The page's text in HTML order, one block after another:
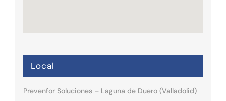
Local
Prevenfor Soluciones – Laguna de Duero (Valladolid)